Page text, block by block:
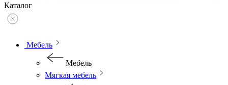
Каталог
Мебель
Мебель
Мягкая мебель